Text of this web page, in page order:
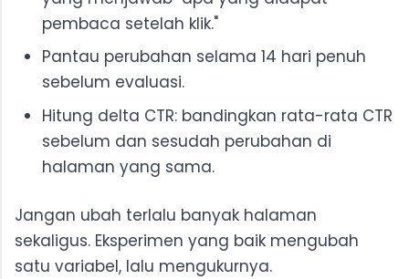
pembaca setelah klik."
Pantau perubahan selama 14 hari penuh
sebelum evaluasi.
Hitung delta CTR: bandingkan rata-rata CTR
sebelum dan sesudah perubahan di
halaman yang sama.
Jangan ubah terlalu banyak halaman
sekaligus. Eksperimen yang baik mengubah
satu variabel, lalu mengukurnya.